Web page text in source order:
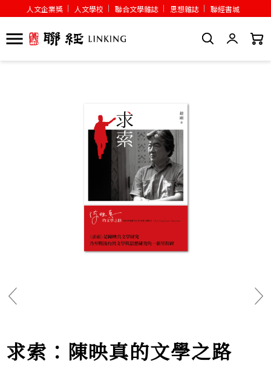
人文企業獎 人文學校 聯合文學雜誌 思想雜誌 聯經書城
求索：陳映真的文學之路